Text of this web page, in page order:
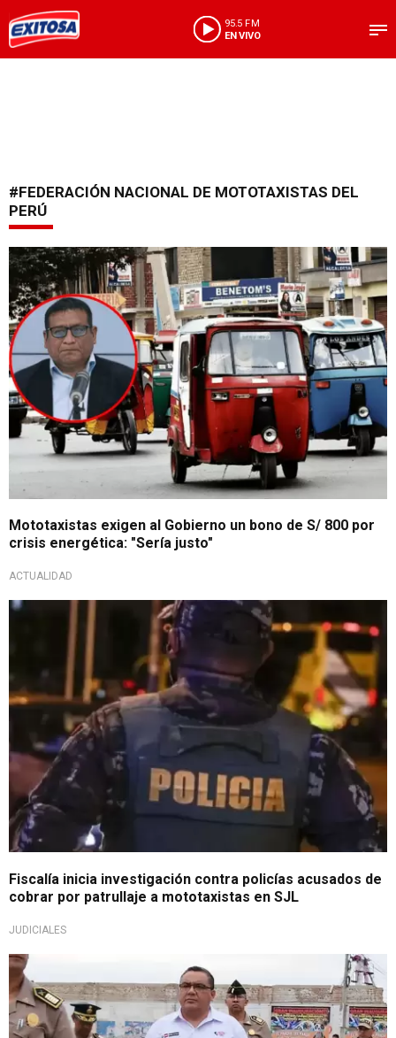
95.5 FM
EN VIVO
#FEDERACIÓN NACIONAL DE MOTOTAXISTAS DEL
PERÚ
Solicitan apoyo
Mototaxistas exigen al Gobierno un bono de S/ 800 por
crisis energética: "Sería justo"
ACTUALIDAD
Fiscalía inicia investigación contra policías acusados de
cobrar por patrullaje a mototaxistas en SJL
JUDICIALES
Drástica medida